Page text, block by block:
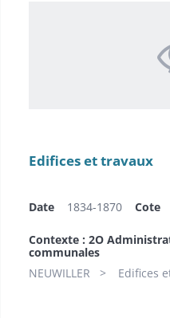
Edifices et travaux
Date 1834-1870 Cote
Contexte : 2O
communales
NEUWILLER
Edifices